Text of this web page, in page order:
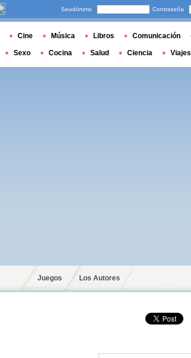
Juegos Los Autores
Seudónimo Contraseña
Cine Música Libros Comunicación
Sexo Cocina Salud Ciencia Viajes